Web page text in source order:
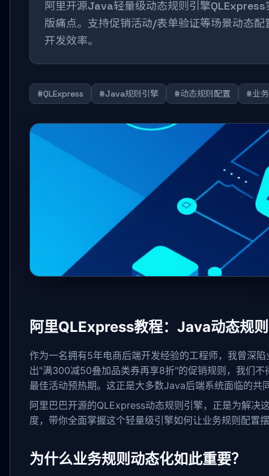
阿里开源Java轻量级动态规则引擎
版痛点。支持促销活动/表单验证等场景动态
开发效率。
#QLExpress #Java规则引擎 #动态规则配置 #业
阿里QLExpress教程：Java动态规
作为一名拥有5年电商后端开发经验的工程师，我曾深
出"满300减50叠加品类券再享8折"的促销规则，我们
最佳活动预热期。这正是大多数Java后端系统面临的共
阿里巴巴开源的QLExpress动态规则引擎，正是为解决
度，带你全面掌握这个轻量级引擎如何让业务规则配置
为什么业务规则动态化如此重要？